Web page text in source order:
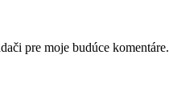
pre moje budúce komentáre.